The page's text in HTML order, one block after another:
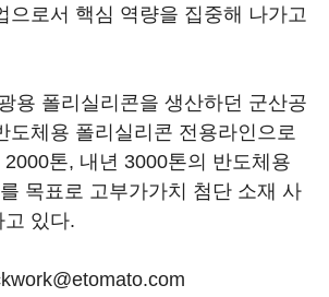
으로서 핵심 역량을 집중해 나가고
용 폴리실리콘을 생산하던 군산공
도체용 폴리실리콘 전용라인으로
톤, 내년 3000톤의 반도체용
목표로 고부가가치 첨단 소재 사
고 있다.